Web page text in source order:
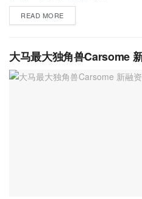
READ MORE
大马最大独角兽Carsome